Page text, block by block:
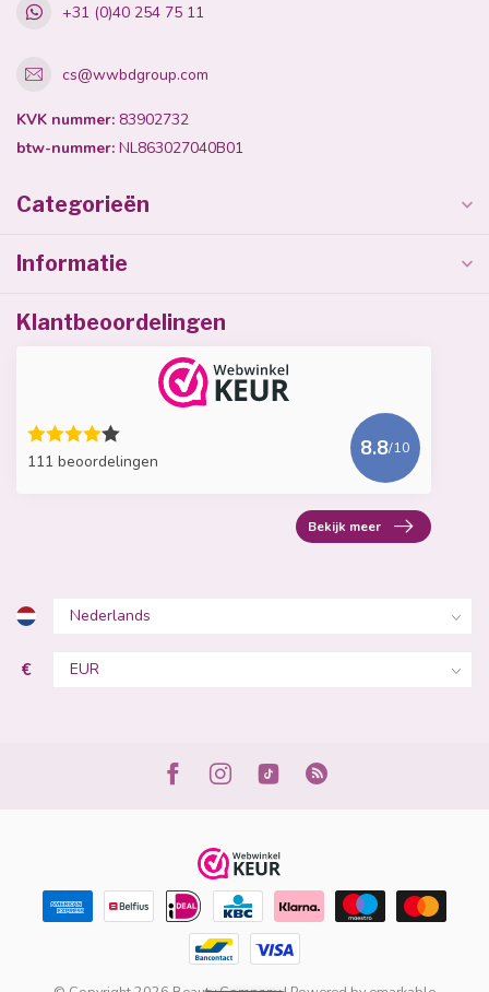
+31 (0)40 254 75 11
cs@wwbdgroup.com
KVK nummer: 83902732
btw-nummer: NL863027040B01
Categorieën
Informatie
Klantbeoordelingen
111 beoordelingen
8.8/10
Bekijk meer
€